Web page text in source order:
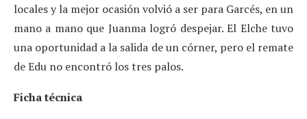
locales y la mejor ocasión volvió a ser para Garcés, en un
mano a mano que Juanma logró despejar. El Elche tuvo
una oportunidad a la salida de un córner, pero el remate
de Edu no encontró los tres palos.
Ficha técnica